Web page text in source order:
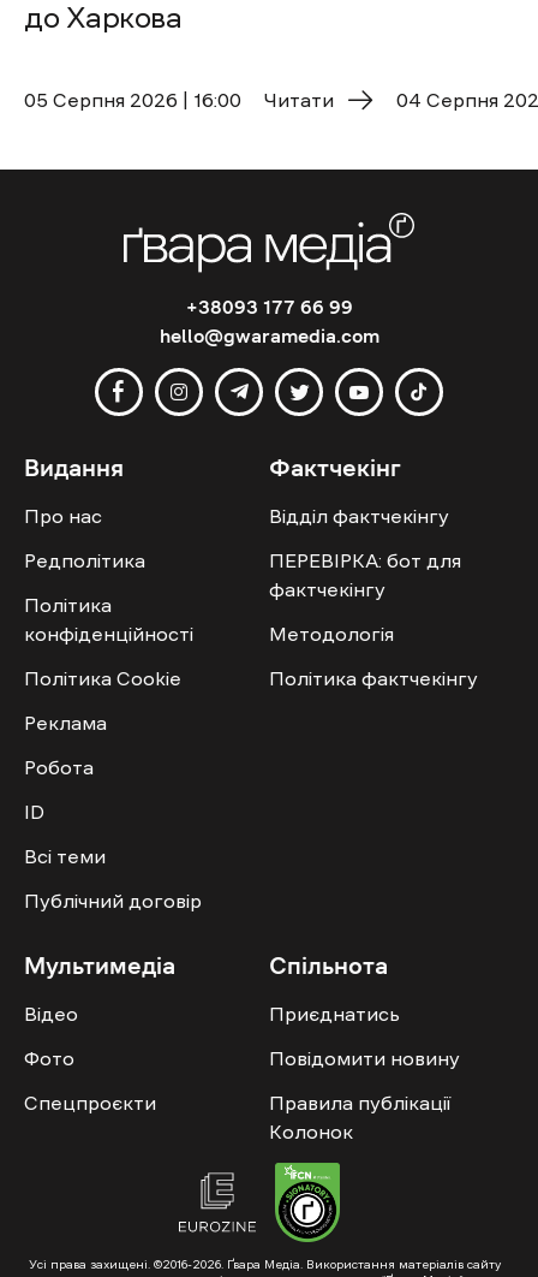
до Харкова
05 Cерпня 2026 | 16:00 Читати 04 Cерпня
+38093 177 66 99
hello@gwaramedia.com
Видання
Про нас
Редполітика
Політика
конфіденційності
Політика Cookie
Реклама
Робота
ID
Всі теми
Публічний договір
Фактчекінг
Відділ фактчекінгу
ПЕРЕВІРКА: бот для
фактчекінгу
Методологія
Політика фактчекінгу
Мультимедіа
Відео
Фото
Спецпроєкти
Спільнота
Приєднатись
Повідомити новину
Правила публікації
Колонок
Усі права захищені. ©2016-2026. Ґвара Медіа. Використання матеріалів сайту